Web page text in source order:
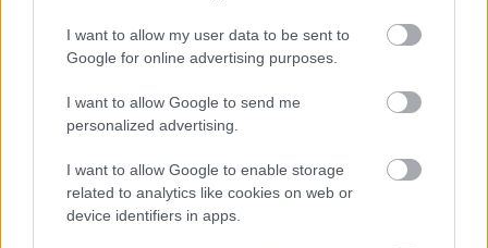
I want to allow my user data to be sent to
Google for online advertising purposes.
I want to allow Google to send me
personalized advertising.
I want to allow Google to enable storage
related to analytics like cookies on web or
device identifiers in apps.